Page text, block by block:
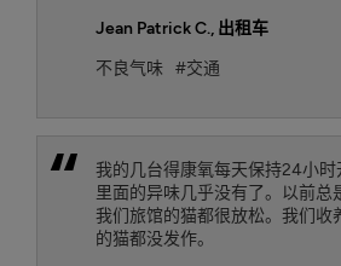
Jean Patrick C., 出租车
不良气味
#交通
我的几台得康氧每天保持24小
里面的异味几乎没有了。以前总
我们旅馆的猫都很放松。我们收
的猫都没发作。